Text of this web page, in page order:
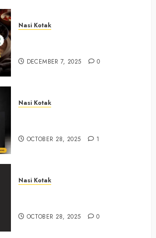
Nasi Kotak
DECEMBER 7, 2025 0
Nasi Kotak
OCTOBER 28, 2025 1
Nasi Kotak
OCTOBER 28, 2025 0